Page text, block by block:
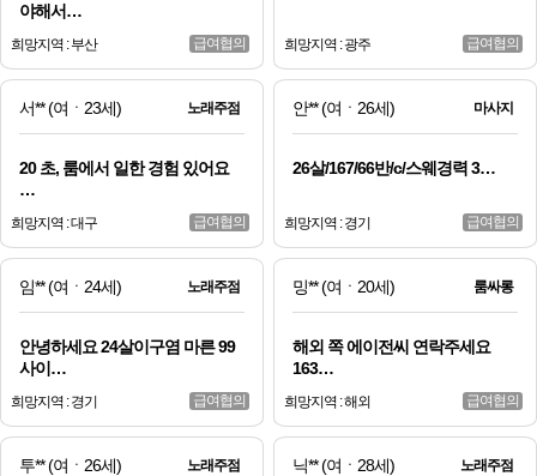
야해서…
희망지역 : 부산 급여협의 희망지역 : 광주 급여협의
서**(여ㆍ23세) 노래주점
20 초, 룸에서 일한 경험 있어요
…
희망지역 : 대구 급여협의
안**(여ㆍ26세) 마사지
26살/167/66반/c/스웨경력 3…
희망지역 : 경기 급여협의
임**(여ㆍ24세) 노래주점
안녕하세요 24살이구염 마른 99
사이…
희망지역 : 경기 급여협의
밍**(여ㆍ20세) 룸싸롱
해외 쪽 에이전씨 연락주세요
163…
희망지역 : 해외 급여협의
투**(여ㆍ26세) 노래주점 닉**(여ㆍ28세) 노래주점